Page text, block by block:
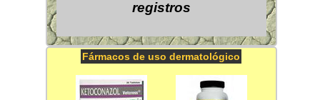
registros
Fármacos de uso dermatológico